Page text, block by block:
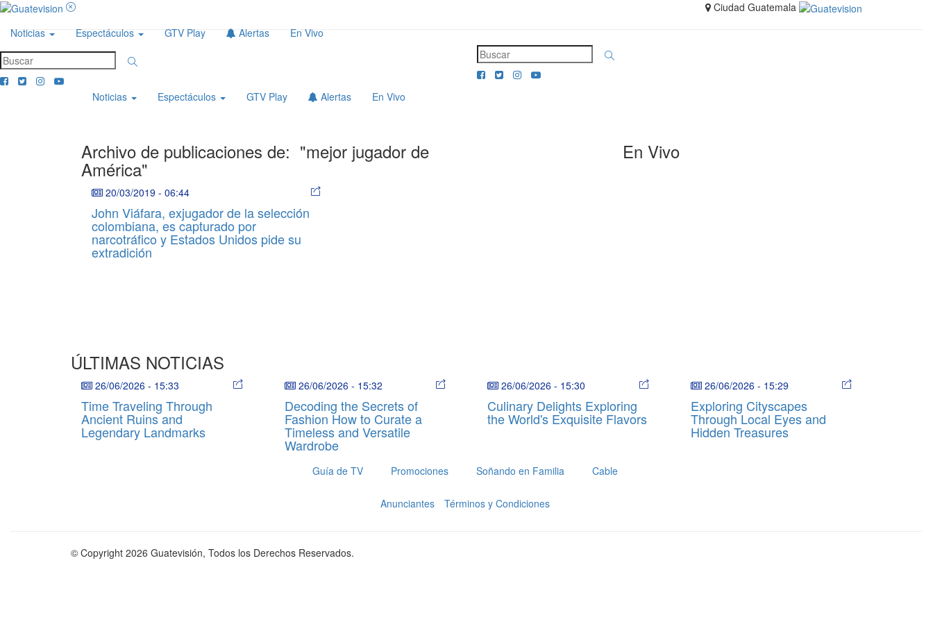
Noticias Espectáculos GTV Play Alertas En Vivo
Ciudad Guatemala
Noticias Espectáculos GTV Play Alertas En Vivo
Archivo de publicaciones de: "mejor jugador de
América"
20/03/2019 - 06:44
John Viáfara, exjugador de la selección
colombiana, es capturado por
narcotráfico y Estados Unidos pide su
extradición
En Vivo
ÚLTIMAS NOTICIAS
26/06/2026 - 15:33
Time Traveling Through
Ancient Ruins and
Legendary Landmarks
26/06/2026 - 15:32
Decoding the Secrets of
Fashion How to Curate a
Timeless and Versatile
Wardrobe
26/06/2026 - 15:30
Culinary Delights Exploring
the World's Exquisite Flavors
26/06/2026 - 15:29
Exploring Cityscapes
Through Local Eyes and
Hidden Treasures
Guía de TV Promociones Soñando en Familia Cable
Anunciantes Términos y Condiciones
© Copyright 2026 Guatevisión, Todos los Derechos Reservados.